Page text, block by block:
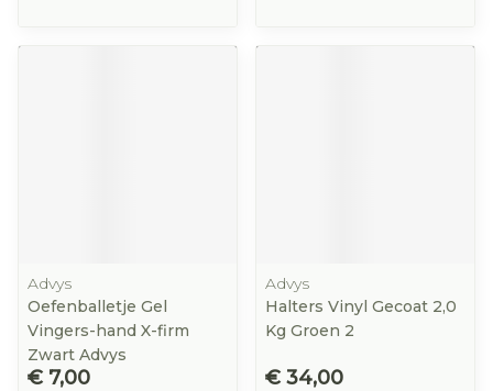
Advys
Oefenballetje Gel
Vingers-hand X-firm
Zwart Advys
€ 7,00
Advys
Halters Vinyl Gecoat 2,0
Kg Groen 2
€ 34,00